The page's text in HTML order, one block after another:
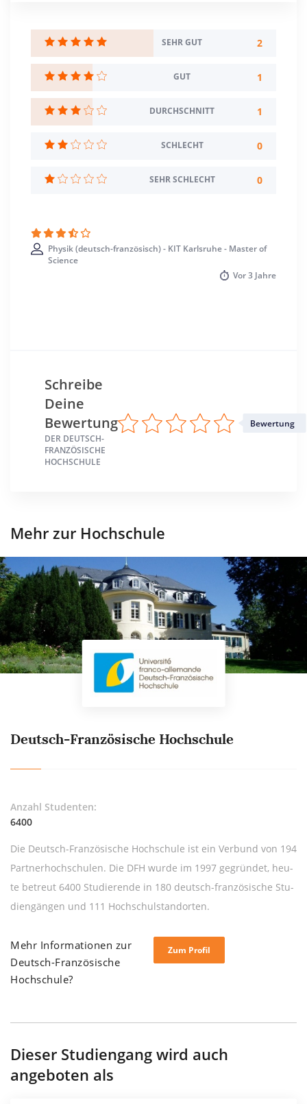
4 Semester
Sprache
Deutsch
Französisch
Studienbeginn
Sommer- u. Wintersemester
Standort
Karlsruhe >> Karlsruhe
SEHR GUT 2
GUT 1
DURCHSCHNITT 1
SCHLECHT 0
SEHR SCHLECHT 0
Physik (deutsch-französisch) - KIT Karlsruhe - Master of
Science
Vor3 Jahre
Schreibe
Deine
Bewertung
DER DEUTSCH-
FRANZÖSISCHE
HOCHSCHULE
Bewertung
Mehr zur Hochschule
Deutsch-Französische Hochschule
Anzahl Studenten:
6400
Die Deutsch-Fran­zö­si­sche Hoch­schu­le ist ein Ver­bund von 194
Part­ner­hoch­schu­len. Die DFH wur­de im 1997 ge­grün­det, heu­
te be­treut 6400 Stu­die­ren­de in 180 deutsch-fran­zö­si­sche Stu­
di­en­gän­gen und 111 Hoch­schul­stand­or­ten.
Mehr Informationen zur
Deutsch-Französische
Hochschule?
Zum Profil
Dieser Studiengang wird auch
angeboten als